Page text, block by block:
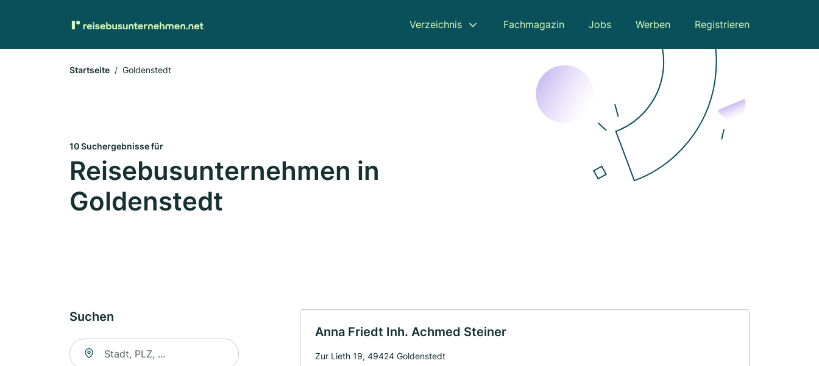
Verzeichnis Fachmagazin Jobs Werben Registrieren
Startseite Goldenstedt
10 Suchergebnisse für
Reisebusunternehmen in
Goldenstedt
Suchen
Suche nach Ort
Anna Friedt Inh. Achmed Steiner
Zur Lieth 19, 49424 Goldenstedt